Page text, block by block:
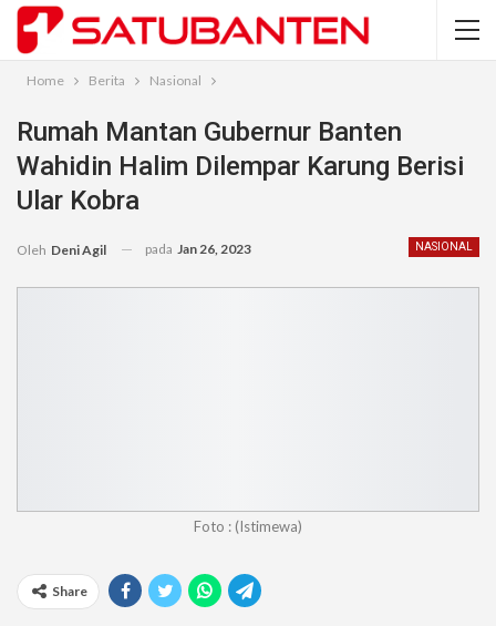
Home Berita Nasional
Rumah Mantan Gubernur Banten
Wahidin Halim Dilempar Karung Berisi
Ular Kobra
NASIONAL
Oleh Deni Agil pada Jan 26, 2023
Foto : (Istimewa)
Share